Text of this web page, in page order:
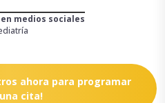
medios sociales
ahora para programar
una cita!